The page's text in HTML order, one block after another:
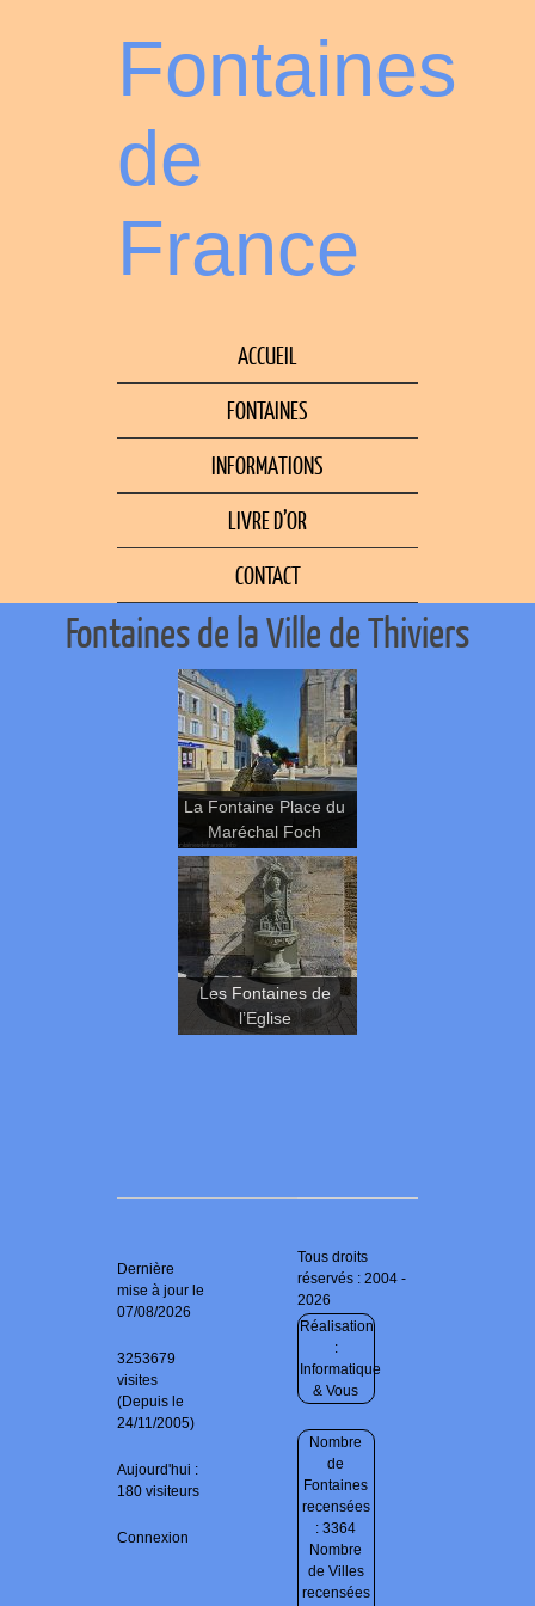
Fontaines
de
France
ACCUEIL
FONTAINES
INFORMATIONS
LIVRE D’OR
CONTACT
Fontaines de la Ville de Thiviers
La Fontaine Place du
Maréchal Foch
Les Fontaines de
l’Eglise
Dernière
mise à jour le
07/08/2026
3253679
visites
(Depuis le
24/11/2005)
Aujourd'hui :
180 visiteurs
Connexion
Tous droits
réservés : 2004 -
2026
Réalisation
:
Informatique
& Vous
Nombre
de
Fontaines
recensées
: 3364
Nombre
de Villes
recensées